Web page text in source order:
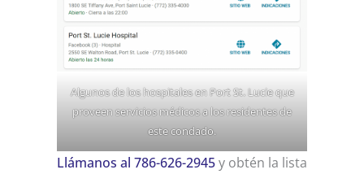
Algunos de los hospitales en Port St. Lucie que
proveen servicios médicos a los residentes de
este condado.
Llámanos al 786-626-2945y obtén la lista